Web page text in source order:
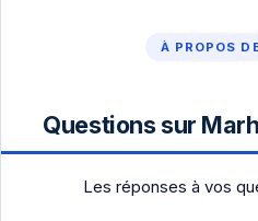
À PROPOS
Questions sur
Les réponses à vos